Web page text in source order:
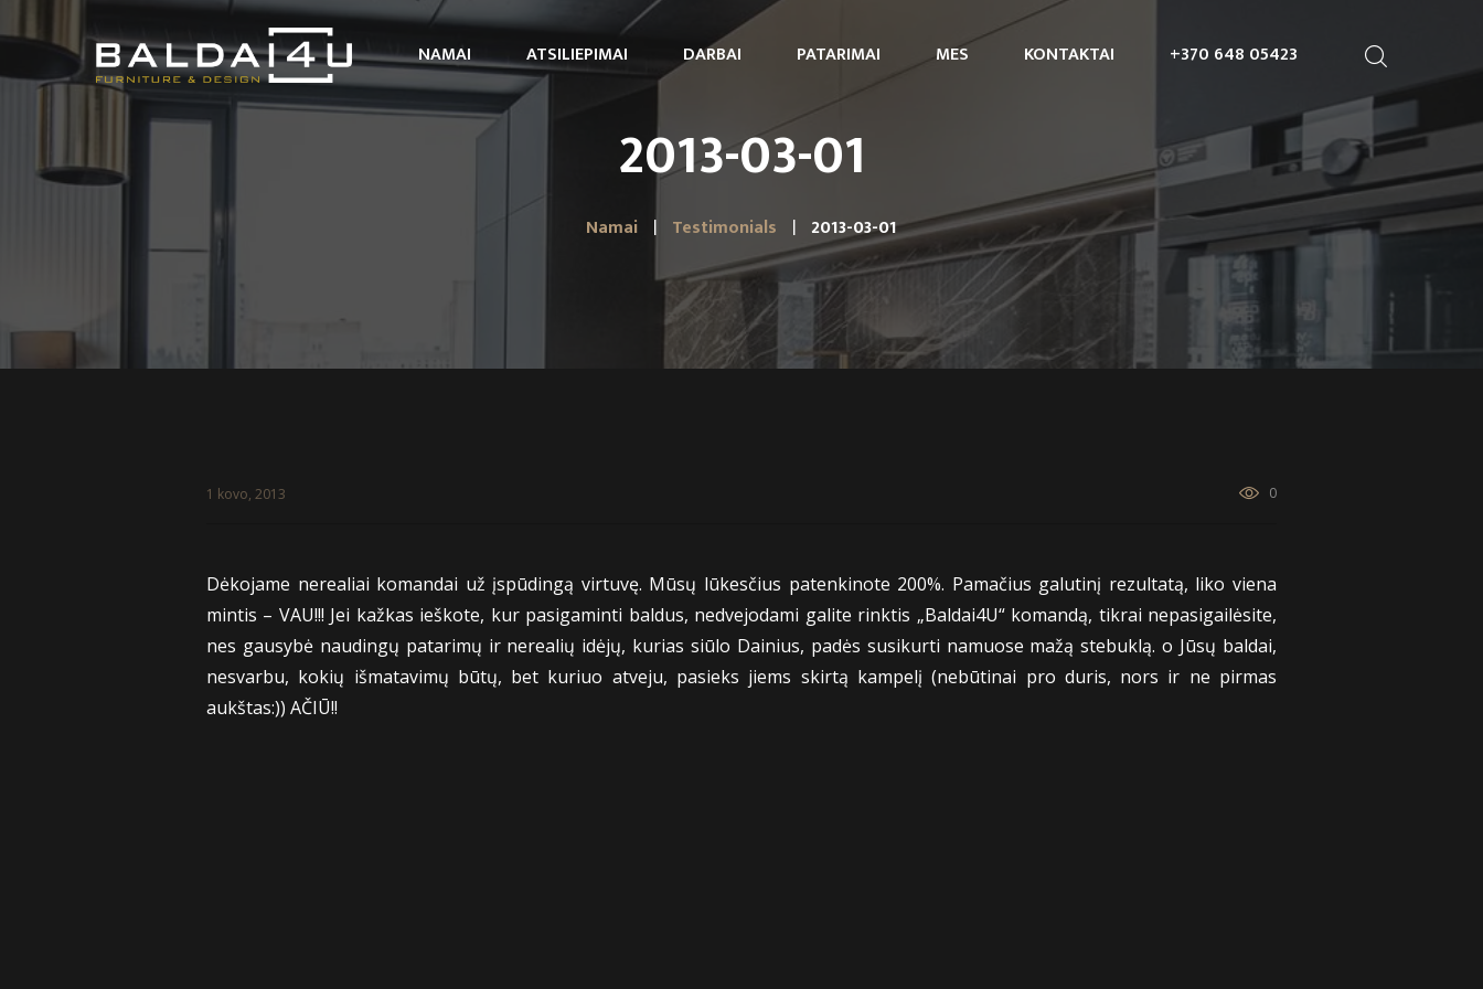
NAMAI ATSILIEPIMAI DARBAI PATARIMAI MES KONTAKTAI +370 648 05423
2013-03-01
Namai Testimonials 2013-03-01
1 kovo, 2013 0
Dėkojame nerealiai komandai už įspūdingą virtuvę. Mūsų lūkesčius patenkinote 200%. Pamačius galutinį rezultatą, liko viena
mintis – VAU!!! Jei kažkas ieškote, kur pasigaminti baldus, nedvejodami galite rinktis „Baldai4U“ komandą, tikrai nepasigailėsite,
nes gausybė naudingų patarimų ir nerealių idėjų, kurias siūlo Dainius, padės susikurti namuose mažą stebuklą. o Jūsų baldai,
nesvarbu, kokių išmatavimų būtų, bet kuriuo atveju, pasieks jiems skirtą kampelį (nebūtinai pro duris, nors ir ne pirmas
aukštas:)) AČIŪ!!